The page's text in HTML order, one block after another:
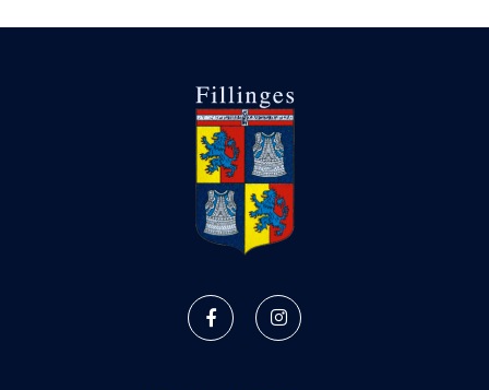
FacebookInstagram